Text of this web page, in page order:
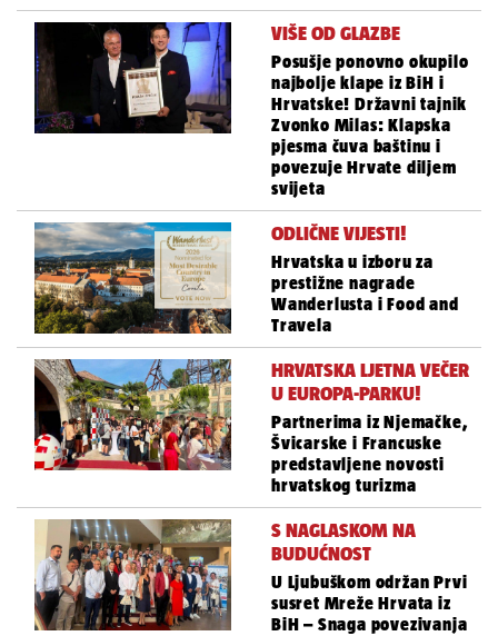
VIŠE OD GLAZBE
Posušje ponovno okupilo
najbolje klape iz BiH i
Hrvatske! Državni tajnik
Zvonko Milas: Klapska
pjesma čuva baštinu i
povezuje Hrvate diljem
svijeta
ODLIČNE VIJESTI!
Hrvatska u izboru za
prestižne nagrade
Wanderlusta i Food and
Travela
HRVATSKA LJETNA VEČER
U EUROPA-PARKU!
Partnerima iz Njemačke,
Švicarske i Francuske
predstavljene novosti
hrvatskog turizma
S NAGLASKOM NA
BUDUĆNOST
U Ljubuškom održan Prvi
susret Mreže Hrvata iz
BiH – Snaga povezivanja